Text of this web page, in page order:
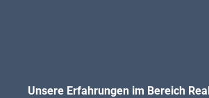
Unsere Erfahrungen im Bereich